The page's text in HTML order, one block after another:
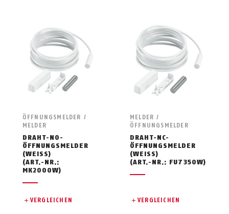
ÖFFNUNGSMELDER /
MELDER
DRAHT-NO-
ÖFFNUNGSMELDER
(WEISS)
(ART.-NR.:
MK2000W)
VERGLEICHEN
MELDER /
ÖFFNUNGSMELDER
DRAHT-NC-
ÖFFNUNGSMELDER
(WEISS)
(ART.-NR.: FU7350W)
VERGLEICHEN